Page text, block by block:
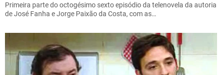
Primeira parte do octogésimo sexto episódio da telenovela da autoria
de José Fanha e Jorge Paixão da Costa, com as…